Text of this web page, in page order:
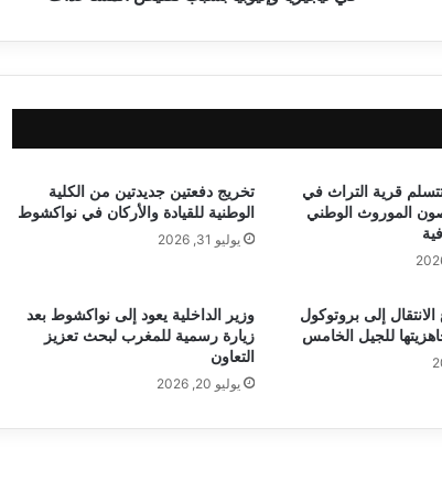
تتسلم قرية التراث في
الموروث الوطني
تخريج دفعتين جديدتين من الكلية
الوطنية للقيادة والأركان في نواكشوط
يوليو 31, 2026
الانتقال إلى بروتوكول
وزير الداخلية يعود إلى نواكشوط بعد
زيارة رسمية للمغرب لبحث تعزيز
التعاون
يوليو 20, 2026